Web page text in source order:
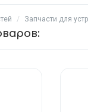
/ Запчасти для